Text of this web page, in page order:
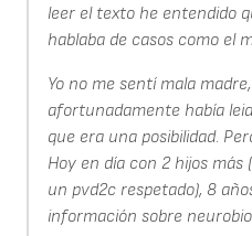
leer el texto he entendido
hablaba de casos como el
Yo no me sentí mala
afortunadamente había
que era una posibilidad.
Hoy en día con 2 hijos
un pvd2c respetado), 8
información sobre